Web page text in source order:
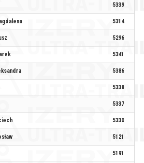
5339
5314
5296
5341
5386
5338
5337
5330
5121
5191